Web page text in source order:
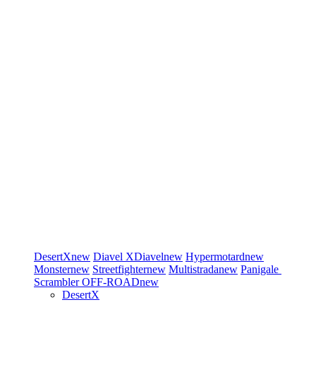
DesertXnew Diavel XDiavelnew Hypermotardnew
Monsternew Streetfighternew Multistradanew Panigale
ScramblerOFF-ROADnew
DesertX